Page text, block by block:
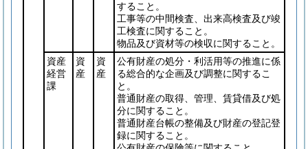
すること。
工事等の中間検査、出来高検査及び竣
工検査に関すること。
物品及び資材等の検収に関すること。
資産
経営
課
資
産
資
産
公有財産の処分・利活用等の推進に係
る総合的な企画及び調整に関するこ
と。
普通財産の取得、管理、賃貸借及び処
分に関すること。
普通財産台帳の整備及び財産の登記登
録に関すること。